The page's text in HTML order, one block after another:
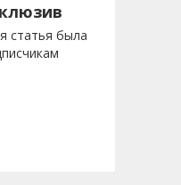
статья была